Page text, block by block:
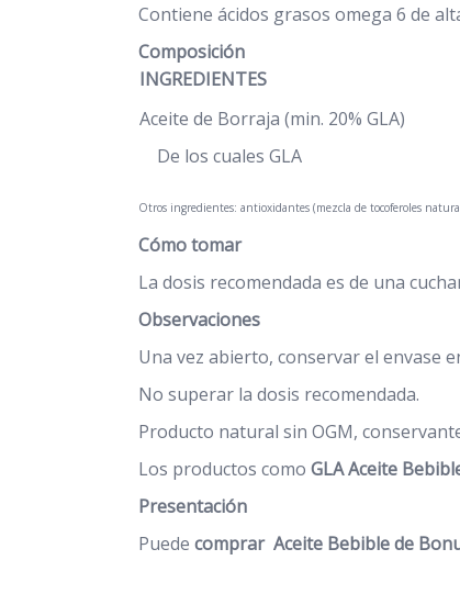
Contiene ácidos grasos omega 6 de
Composición
INGREDIENTES
Aceite de Borraja (min. 20% GLA)
De los cuales GLA
Otros ingredientes: antioxidantes (mezcla de tocoferoles
Cómo tomar
La dosis recomendada es de una
Observaciones
Una vez abierto, conservar el envase
No superar la dosis recomendada.
Producto natural sin OGM,
Los productos como GLA Aceite
Presentación
Puede comprar Aceite Bebible de